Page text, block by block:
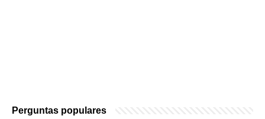
Perguntas populares